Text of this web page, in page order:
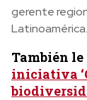
gerente
Latinoamérica.
También
iniciativa